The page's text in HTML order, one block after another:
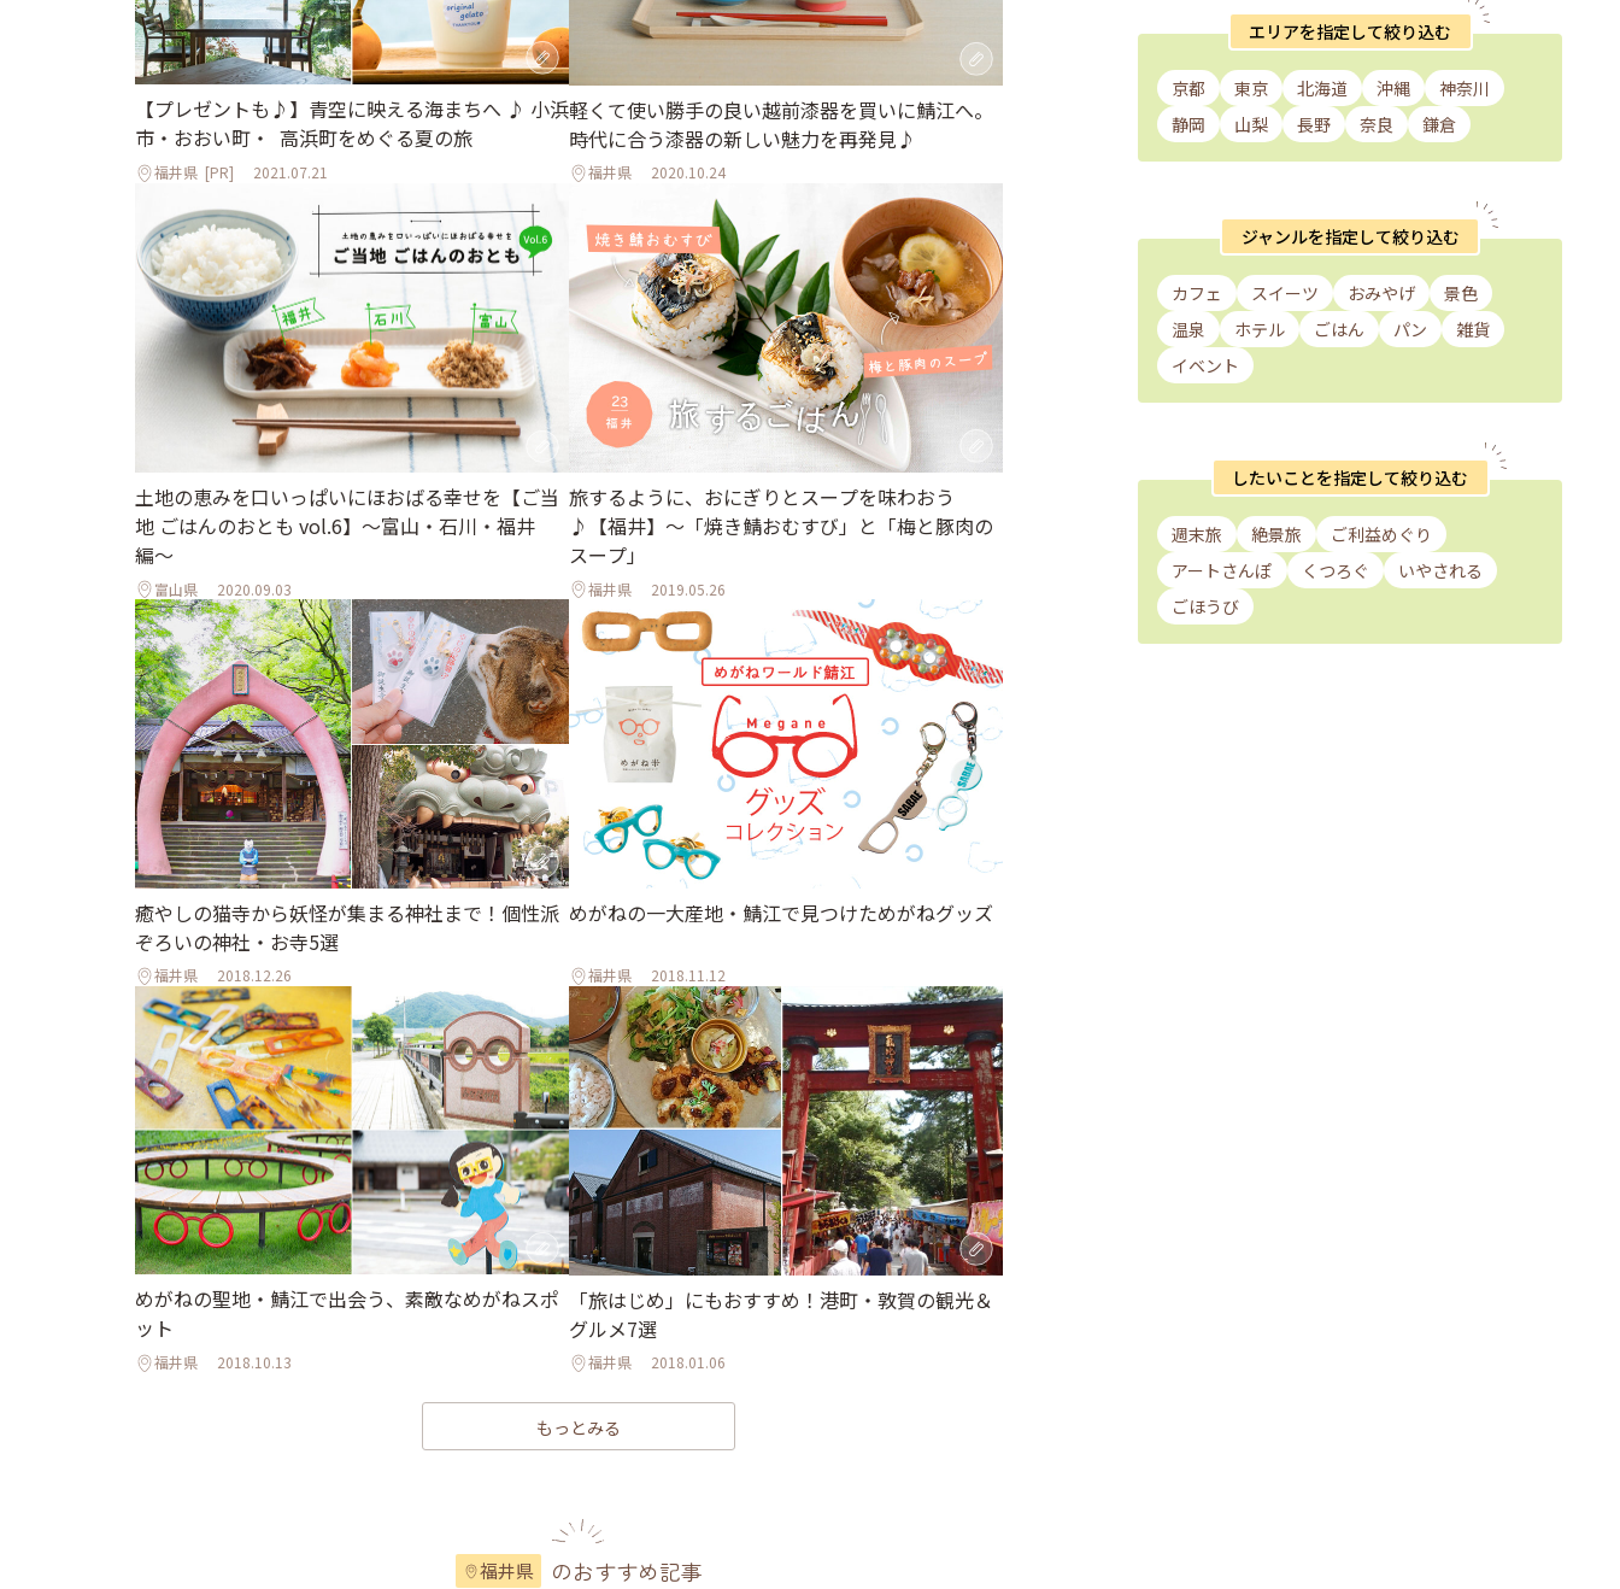
【プレゼントも♪】青空に映える海まちへ ♪ 小浜
市・おおい町・ 高浜町をめぐる夏の旅
福井県 [PR] 2021.07.21
軽くて使い勝手の良い越前漆器を買いに鯖江へ。
時代に合う漆器の新しい魅力を再発見♪
福井県 2020.10.24
土地の恵みを口いっぱいにほおばる幸せを【ご当
地 ごはんのおとも vol.6】〜富山・石川・福井
編〜
富山県 2020.09.03
旅するように、おにぎりとスープを味わおう
♪【福井】〜「焼き鯖おむすび」と「梅と豚肉の
スープ」
福井県 2019.05.26
癒やしの猫寺から妖怪が集まる神社まで！個性派
ぞろいの神社・お寺5選
福井県 2018.12.26
めがねの一大産地・鯖江で見つけためがねグッズ
福井県 2018.11.12
めがねの聖地・鯖江で出会う、素敵なめがねスポ
ット
福井県 2018.10.13
「旅はじめ」にもおすすめ！港町・敦賀の観光＆
グルメ7選
福井県 2018.01.06
もっとみる
福井県 のおすすめ記事
エリアを指定して絞り込む
京都 東京 北海道 沖縄
神奈川
静岡
山梨 長野 奈良 鎌倉
ジャンルを指定して絞り込む
カフェ スイーツ おみやげ
景色
温泉
ホテル ごはん パン
雑貨
イベント
したいことを指定して絞り込む
週末旅 絶景旅
ご利益めぐり
アートさんぽ
くつろぐ
いやされる
ごほうび